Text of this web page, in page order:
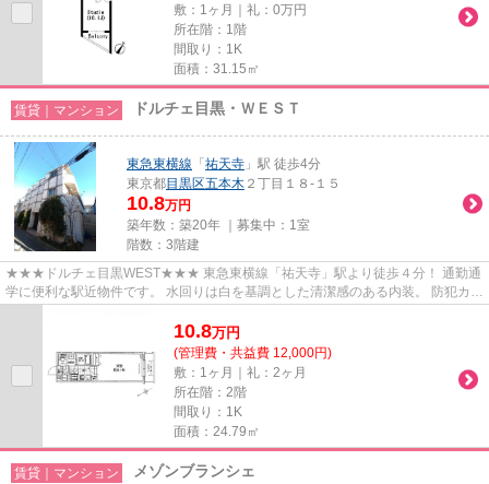
敷：1ヶ月｜礼：0万円
所在階：1階
間取り：1K
面積：31.15㎡
賃貸｜マンション ドルチェ目黒・ＷＥＳＴ
東急東横線 「 祐天寺 」駅 徒歩4分
東京都目黒区五本木 ２丁目１８-１５
10.8万円
築年数：築20年 ｜募集中： 1室
階数：3階建
★★★ドルチェ目黒WEST★★★ 東急東横線「祐天寺」駅より徒歩４分！ 通勤通
学に便利な駅近物件です。 水回りは白を基調とした清潔感のある内装。 防犯カメ
10.8万円
(管理費・共益費 12,000円)
敷：1ヶ月｜礼：2ヶ月
所在階：2階
間取り：1K
面積：24.79㎡
賃貸｜マンション メゾンブランシェ